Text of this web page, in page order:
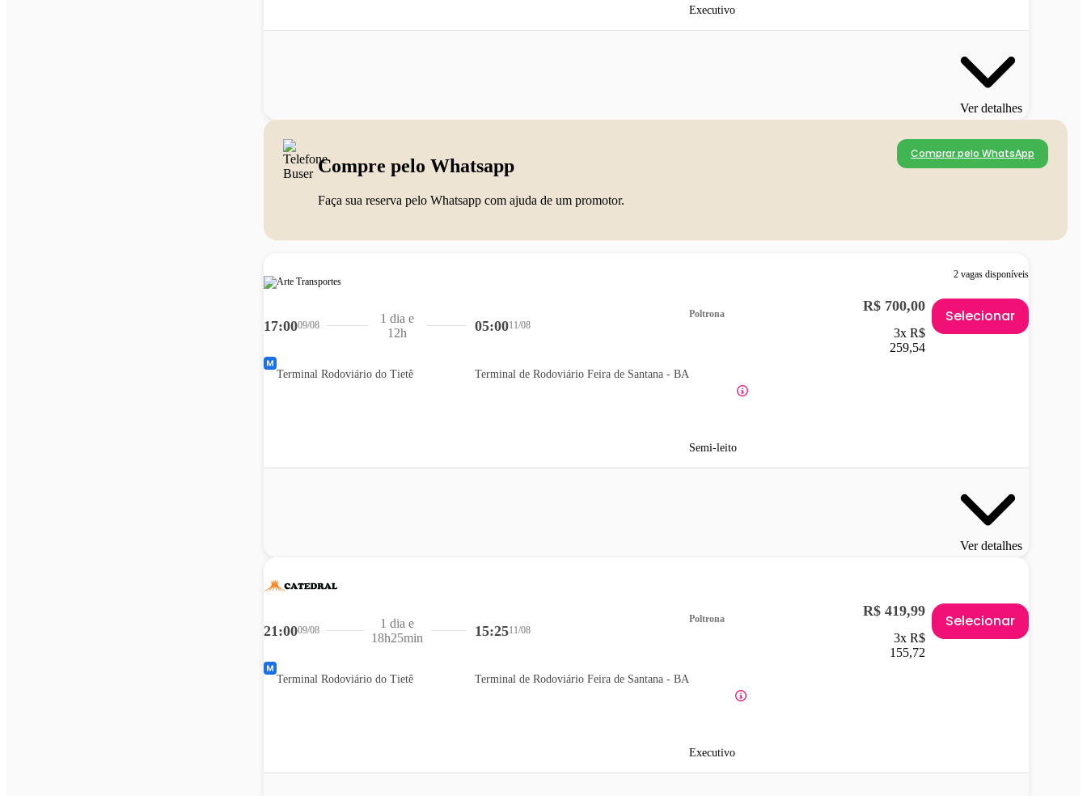
Executivo
Ver detalhes
Compre pelo Whatsapp
Faça sua reserva pelo Whatsapp com ajuda de um promotor.
Comprar pelo WhatsApp
2 vagas disponíveis
17:0009/08
Terminal Rodoviário do Tietê
05:0011/08
Terminal de Rodoviário Feira de Santana - BA
1 dia e
12h
Poltrona
Semi-leito
R$ 700,00
3x R$
259,54
Selecionar
Ver detalhes
21:0009/08
Terminal Rodoviário do Tietê
15:2511/08
Terminal de Rodoviário Feira de Santana - BA
1 dia e
18h25min
Poltrona
Executivo
R$ 419,99
3x R$
155,72
Selecionar